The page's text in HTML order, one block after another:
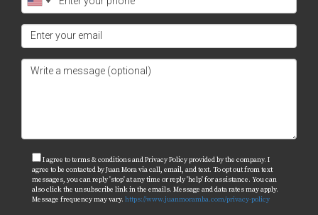
I agree to terms & conditions and Privacy Policy provided by the company. I
agree to be contacted by Juan Mora via call, email, and text. To opt out from text
messages, you can reply 'stop' at any time or reply 'help' for assistance. You can
also click the unsubscribe link in the emails. Message and data rates may apply.
Message frequency may vary. https://www.juanmoramba.com/privacy-policy